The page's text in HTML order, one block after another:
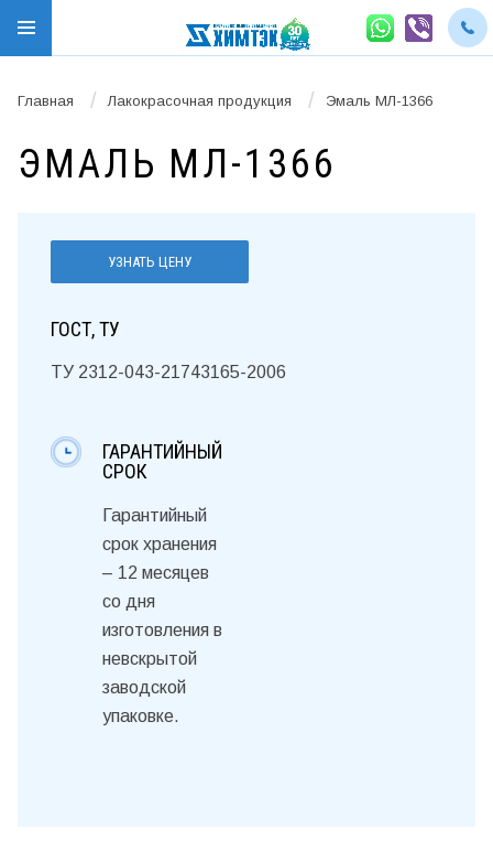
Главная / Лакокрасочная продукция / Эмаль МЛ-1366
ЭМАЛЬ МЛ-1366
УЗНАТЬ ЦЕНУ
ГОСТ, ТУ
ТУ 2312-043-21743165-2006
ГАРАНТИЙНЫЙ
СРОК
Гарантийный
срок хранения
– 12 месяцев
со дня
изготовления в
невскрытой
заводской
упаковке.